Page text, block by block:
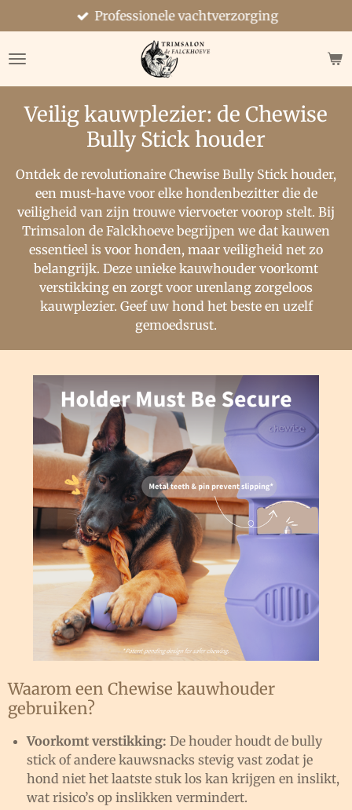
direct
naar
Professionele vachtverzorging
Veilig kauwplezier: de Chewise
Bully Stick houder
Ontdek de revolutionaire Chewise Bully Stick houder,
een must-have voor elke hondenbezitter die de
veiligheid van zijn trouwe viervoeter voorop stelt. Bij
Trimsalon de Falckhoeve begrijpen we dat kauwen
essentieel is voor honden, maar veiligheid net zo
belangrijk. Deze unieke kauwhouder voorkomt
verstikking en zorgt voor urenlang zorgeloos
kauwplezier. Geef uw hond het beste en uzelf
gemoedsrust.
Waarom een Chewise kauwhouder
gebruiken?
Voorkomt verstikking: De houder houdt de bully
stick of andere kauwsnacks stevig vast zodat je
hond niet het laatste stuk los kan krijgen en inslikt,
wat risico’s op inslikken vermindert.